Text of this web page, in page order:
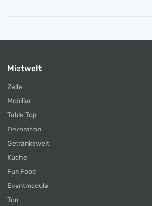
Mietwelt
Zelte
Mobiliar
Table Top
Dekoration
Getränkewelt
Küche
Fun Food
Eventmodule
Ton